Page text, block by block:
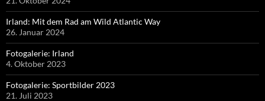
Irland: Mit dem Rad am Wild Atlantic Way
26. Januar 2024
Fotogalerie: Irland
4. Oktober 2023
Fotogalerie: Sportbilder 2023
21. Juli 2023